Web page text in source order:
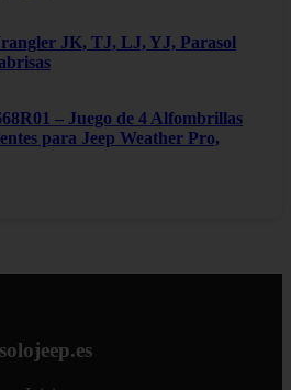
JK, TJ, LJ, YJ, Parasol
– Juego de 4 Alfombrillas
para Jeep Weather Pro,
solojeep.es